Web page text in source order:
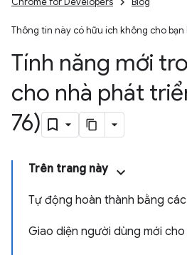
Thông tin này có hữu ích không cho bạn
Tính năng mới
cho nhà phát
76)
Trên trang này
Tự động hoàn thành bằng các
Giao diện người dùng mới